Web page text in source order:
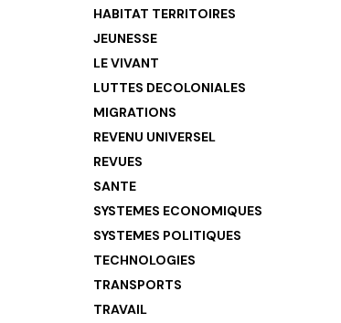
HABITAT TERRITOIRES
JEUNESSE
LE VIVANT
LUTTES DECOLONIALES
MIGRATIONS
REVENU UNIVERSEL
REVUES
SANTE
SYSTEMES ECONOMIQUES
SYSTEMES POLITIQUES
TECHNOLOGIES
TRANSPORTS
TRAVAIL